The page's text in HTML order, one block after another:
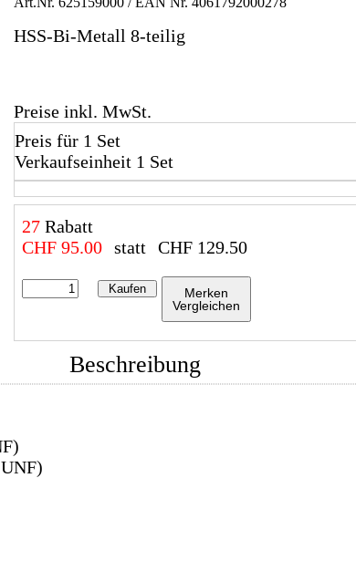
HSS-Bi-Metall 8-teilig
Preise inkl. MwSt.
Preis für 1 Set
Verkaufseinheit 1 Set
27 Rabatt
CHF 95.00 statt CHF 129.50
Kaufen
Merken
Vergleichen
Beschreibung